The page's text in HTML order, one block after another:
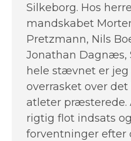
Silkeborg. Hos
mandskabet
Pretzmann, Nils
Jonathan Dagnæs,
hele stævnet er
overrasket over
atleter præsterede.
rigtig flot indsats
forventninger efter